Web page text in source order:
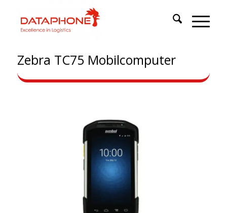
Zebra TC75 Mobilcomputer